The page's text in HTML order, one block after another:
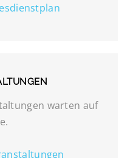
warten auf